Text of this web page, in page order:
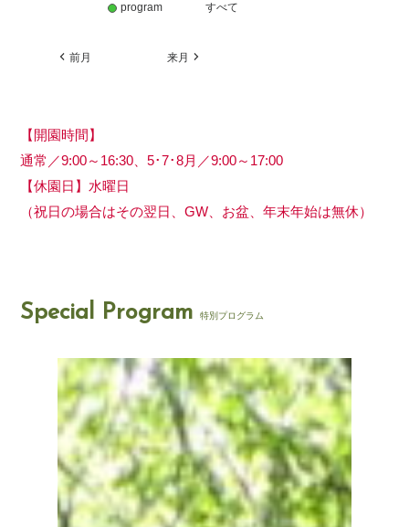
program すべて
前月 来月
【開園時間】
通常／9:00～16:30、5･7･8月／9:00～17:00
【休園日】水曜日
（祝日の場合はその翌日、GW、お盆、年末年始は無休）
Special Program 特別プログラム